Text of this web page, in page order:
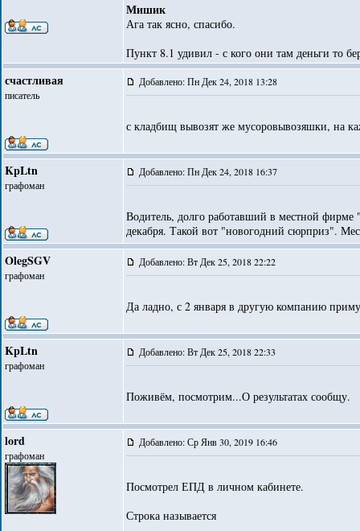
Мишик
Ага так ясно, спасибо.
Пункт 8.1 удивил - с кого они там деньги то
счастливая
писатель
Добавлено: Пн Дек 24, 2018 13:28
с кладбищ вывозят же мусоровывозяшки, на
KpLtn
графоман
Добавлено: Пн Дек 24, 2018 16:37
Водитель, долго работавший в местной
декабря. Такой вот "новогодний сюрприз".
OlegSGV
графоман
Добавлено: Вт Дек 25, 2018 22:22
Да ладно, с 2 января в другую компанию
KpLtn
графоман
Добавлено: Вт Дек 25, 2018 22:33
Поживём, посмотрим...О результатах сообщу.
lord
графоман
Добавлено: Ср Янв 30, 2019 16:46
Посмотрел ЕПД в личном кабинете.
Строка называется